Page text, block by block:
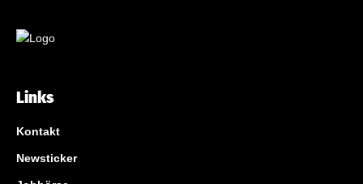
Links
Kontakt
Newsticker